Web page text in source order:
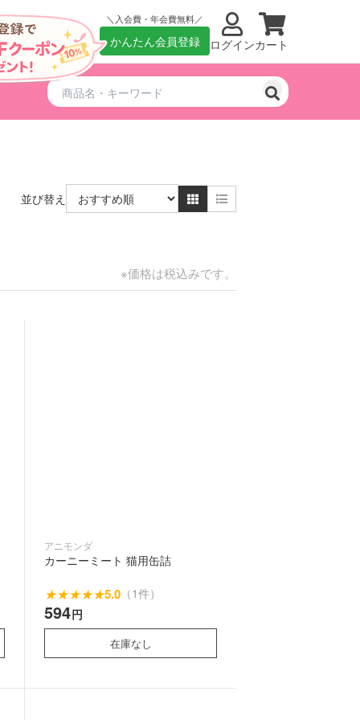
入会費・年会費無料
かんたん会員登録 ログインカート
並び替え
※価格は税込みです。
アニモンダ
カーニーミート 猫用缶詰
★★★★★5.0 （1件）
594円
在庫なし